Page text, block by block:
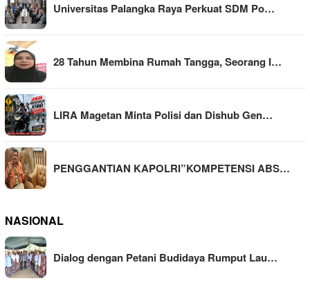
Universitas Palangka Raya Perkuat SDM Po…
28 Tahun Membina Rumah Tangga, Seorang I…
LIRA Magetan Minta Polisi dan Dishub Gen…
PENGGANTIAN KAPOLRI”KOMPETENSI ABS…
NASIONAL
Dialog dengan Petani Budidaya Rumput Lau…